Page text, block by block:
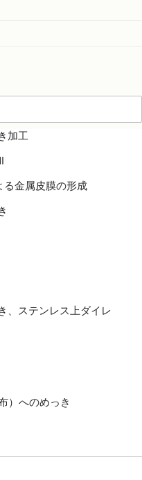
加工
る金属皮膜の形成
、ステンレス上ダイレ
）へのめっき